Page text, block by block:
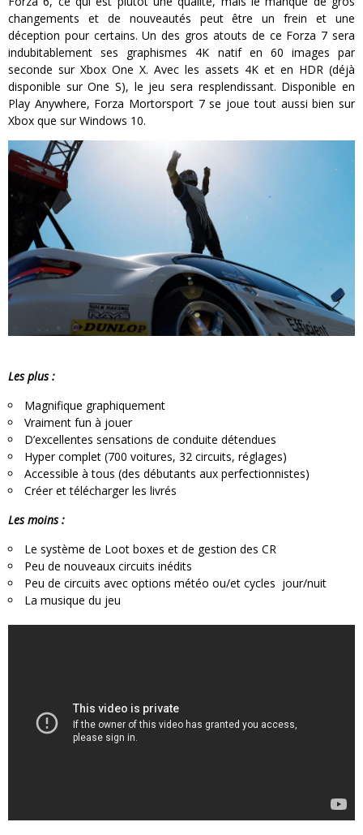
changements et de nouveautés peut être un frein et une
déception pour certains. Un des gros atouts de ce Forza 7 sera
indubitablement ses graphismes 4K natif en 60 images par
seconde sur Xbox One X. Avec les assets 4K et en HDR (déjà
disponible sur One S), le jeu sera resplendissant. Disponible en
Play Anywhere, Forza Mortorsport 7 se joue tout aussi bien sur
Xbox que sur Windows 10.
Les plus :
Magnifique graphiquement
Vraiment fun à jouer
D’excellentes sensations de conduite détendues
Hyper complet (700 voitures, 32 circuits, réglages)
Accessible à tous (des débutants aux perfectionnistes)
Créer et télécharger les livrés
Les moins :
Le système de Loot boxes et de gestion des CR
Peu de nouveaux circuits inédits
Peu de circuits avec options météo ou/et cycles jour/nuit
La musique du jeu